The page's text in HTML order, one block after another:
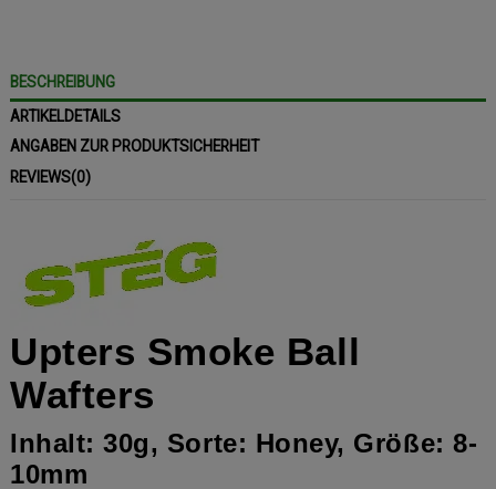
BESCHREIBUNG
ARTIKELDETAILS
ANGABEN ZUR PRODUKTSICHERHEIT
REVIEWS(0)
Upters Smoke Ball
Wafters
Inhalt: 30g, Sorte: Honey, Größe: 8-
10mm